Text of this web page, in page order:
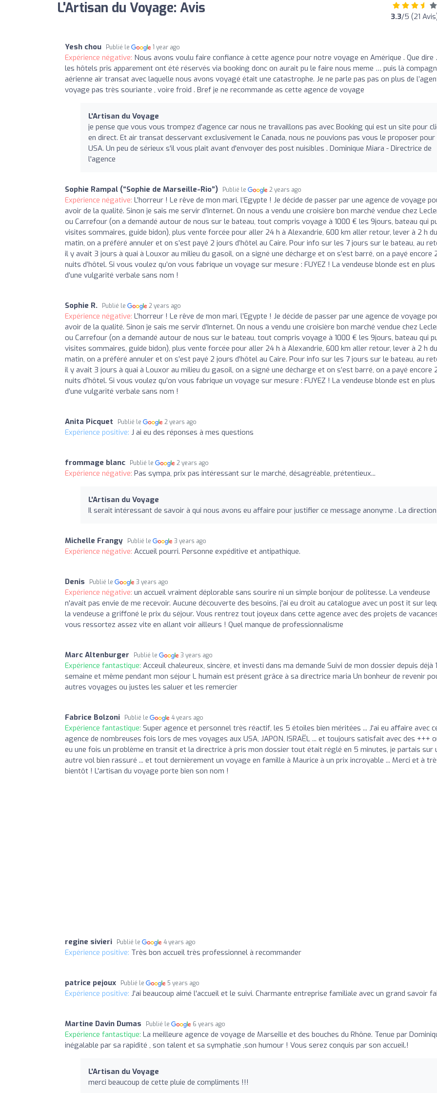
L'Artisan du Voyage: Avis 3.3/5 (21
Yesh chou Publié le 1 year ago
Expérience négative: Nous avons voulu faire confiance à cette agence pour notre voyage en Amérique . Que dire
les hôtels pris apparement ont été réservés via booking donc on aurait pu le faire nous meme … puis là
aérienne air transat avec laquelle nous avons voyagé était une catastrophe. Je ne parle pas pas on plus de
voyage pas très souriante , voire froid . Bref je ne recommande as cette agence de voyage
L'Artisan du Voyage
je pense que vous vous trompez d'agence car nous ne travaillons pas avec Booking qui est un site pour
en direct. Et air transat desservant exclusivement le Canada, nous ne pouvions pas vous le proposer pour
USA. Un peu de sérieux s'il vous plait avant d'envoyer des post nuisibles . Dominique Miara - Directrice de
l'agence
Sophie Rampal (“Sophie de Marseille-Rio”) Publié le 2 years ago
Expérience négative: L’horreur ! Le rêve de mon mari, l’Egypte ! Je décide de passer par une agence de voyage
avoir de la qualité. Sinon je sais me servir d’Internet. On nous a vendu une croisière bon marché vendue chez
ou Carrefour (on a demandé autour de nous sur le bateau, tout compris voyage à 1000 € les 9jours, bateau qui
visites sommaires, guide bidon), plus vente forcée pour aller 24 h à Alexandrie, 600 km aller retour, lever à 2 h du
matin, on a préféré annuler et on s’est payé 2 jours d’hôtel au Caire. Pour info sur les 7 jours sur le bateau, au
il y avait 3 jours à quai à Louxor au milieu du gasoil, on a signé une décharge et on s’est barré, on a payé encore
nuits d’hôtel. Si vous voulez qu’on vous fabrique un voyage sur mesure : FUYEZ ! La vendeuse blonde est en plus
d’une vulgarité verbale sans nom !
Sophie R. Publié le 2 years ago
Expérience négative: L’horreur ! Le rêve de mon mari, l’Egypte ! Je décide de passer par une agence de voyage
avoir de la qualité. Sinon je sais me servir d’Internet. On nous a vendu une croisière bon marché vendue chez
ou Carrefour (on a demandé autour de nous sur le bateau, tout compris voyage à 1000 € les 9jours, bateau qui
visites sommaires, guide bidon), plus vente forcée pour aller 24 h à Alexandrie, 600 km aller retour, lever à 2 h du
matin, on a préféré annuler et on s’est payé 2 jours d’hôtel au Caire. Pour info sur les 7 jours sur le bateau, au
il y avait 3 jours à quai à Louxor au milieu du gasoil, on a signé une décharge et on s’est barré, on a payé encore
nuits d’hôtel. Si vous voulez qu’on vous fabrique un voyage sur mesure : FUYEZ ! La vendeuse blonde est en plus
d’une vulgarité verbale sans nom !
Anita Picquet Publié le 2 years ago
Expérience positive: J ai eu des réponses à mes questions
frommage blanc Publié le 2 years ago
Expérience négative: Pas sympa, prix pas intéressant sur le marché, désagréable, prétentieux...
L'Artisan du Voyage
Il serait intéressant de savoir à qui nous avons eu affaire pour justifier ce message anonyme . La direction
Michelle Frangy Publié le 3 years ago
Expérience négative: Accueil pourri. Personne expéditive et antipathique.
Denis Publié le 3 years ago
Expérience négative: un accueil vraiment déplorable sans sourire ni un simple bonjour de politesse. La vendeuse
n'avait pas envie de me recevoir. Aucune découverte des besoins, j'ai eu droit au catalogue avec un post it sur
la vendeuse a griffoné le prix du séjour. Vous rentrez tout joyeux dans cette agence avec des projets de
vous ressortez assez vite en allant voir ailleurs ! Quel manque de professionnalisme
Marc Altenburger Publié le 3 years ago
Expérience fantastique: Acceuil chaleureux, sincère, et investi dans ma demande Suivi de mon dossier depuis déjà 1
semaine et même pendant mon séjour L humain est présent grâce à sa directrice maria Un bonheur de revenir
autres voyages ou justes les saluer et les remercier
Fabrice Bolzoni Publié le 4 years ago
Expérience fantastique: Super agence et personnel très réactif, les 5 étoiles bien méritées ... J'ai eu affaire avec
agence de nombreuses fois lors de mes voyages aux USA, JAPON, ISRAËL ... et toujours satisfait avec des +++
eu une fois un problème en transit et la directrice à pris mon dossier tout était réglé en 5 minutes, je partais sur
autre vol bien rassuré ... et tout dernièrement un voyage en famille à Maurice à un prix incroyable ... Merci et à
bientôt ! L'artisan du voyage porte bien son nom !
regine sivieri Publié le 4 years ago
Expérience positive: Très bon accueil très professionnel à recommander
patrice pejoux Publié le 5 years ago
Expérience positive: J'ai beaucoup aimé l'accueil et le suivi. Charmante entreprise familiale avec un grand savoir
Martine Davin Dumas Publié le 6 years ago
Expérience fantastique: La meilleure agence de voyage de Marseille et des bouches du Rhône. Tenue par
inégalable par sa rapidité , son talent et sa symphatie ,son humour ! Vous serez conquis par son accueil.!
L'Artisan du Voyage
merci beaucoup de cette pluie de compliments !!!